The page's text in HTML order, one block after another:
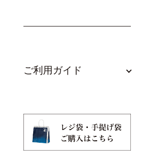
ご利用ガイド